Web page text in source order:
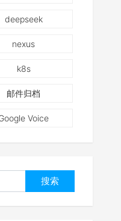
deepseek
nexus
k8s
邮件归档
Voice
搜索